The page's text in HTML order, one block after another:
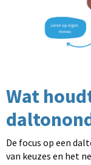
Wat
De focus op een
van keuzes en het